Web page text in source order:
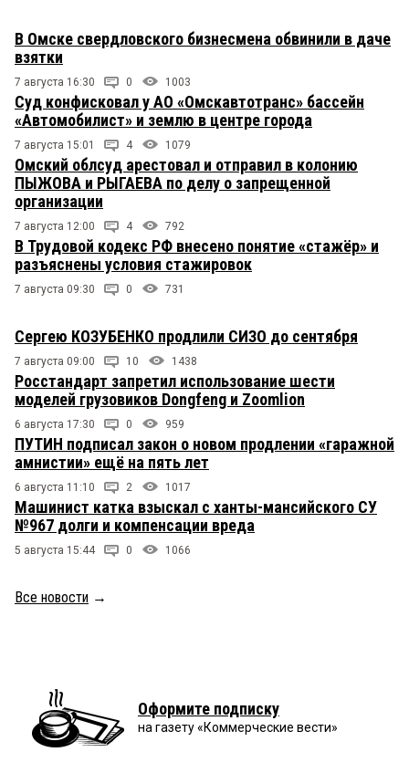
В Омске свердловского бизнесмена обвинили в даче
взятки
7 августа 16:30 0 1003
Суд конфисковал у АО «Омскавтотранс» бассейн
«Автомобилист» и землю в центре города
7 августа 15:01 4 1079
Омский облсуд арестовал и отправил в колонию
ПЫЖОВА и РЫГАЕВА по делу о запрещенной
организации
7 августа 12:00 4 792
В Трудовой кодекс РФ внесено понятие «стажёр» и
разъяснены условия стажировок
7 августа 09:30 0 731
Сергею КОЗУБЕНКО продлили СИЗО до сентября
7 августа 09:00 10 1438
Росстандарт запретил использование шести
моделей грузовиков Dongfeng и Zoomlion
6 августа 17:30 0 959
ПУТИН подписал закон о новом продлении «гаражной
амнистии» ещё на пять лет
6 августа 11:10 2 1017
Машинист катка взыскал с ханты-мансийского СУ
№967 долги и компенсации вреда
5 августа 15:44 0 1066
Все новости →
Оформите подписку
на газету «Коммерческие вести»